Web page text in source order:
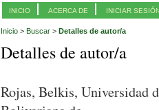
INICIO ACERCA DE INICIAR
Inicio > Buscar > Detalles de autor/a
Detalles de autor/a
Rojas, Belkis, Universidad